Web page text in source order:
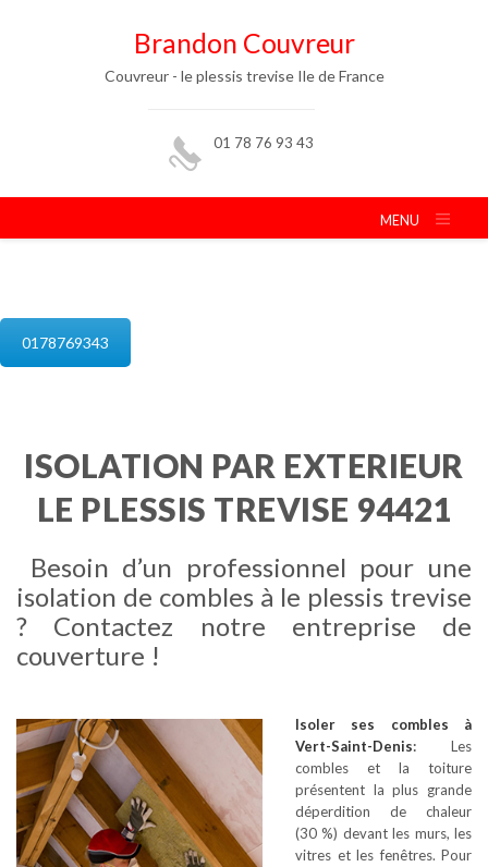
Brandon Couvreur
Couvreur - le plessis trevise Ile de France
01 78 76 93 43
MENU
0178769343
ISOLATION PAR EXTERIEUR
LE PLESSIS TREVISE 94421
Besoin d’un professionnel pour une
isolation de combles à le plessis trevise
? Contactez notre entreprise de
couverture !
Isoler ses combles à
Vert-Saint-Denis: Les
combles et la toiture
présentent la plus grande
déperdition de chaleur
(30 %) devant les murs, les
vitres et les fenêtres. Pour